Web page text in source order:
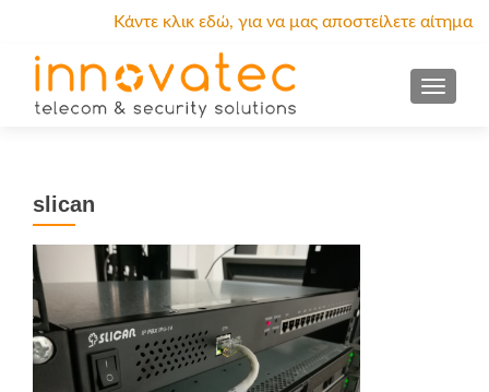
Κάντε κλικ εδώ, για να μας αποστείλετε αίτημα
προσφοράς.
MENU
slican